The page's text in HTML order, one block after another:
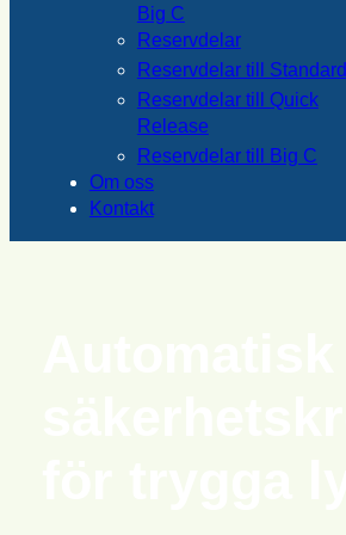
Big C
Reservdelar
Reservdelar till Standard
Reservdelar till Quick
Release
Reservdelar till Big C
Om oss
Kontakt